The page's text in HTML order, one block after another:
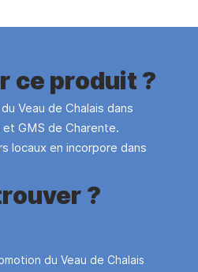
ce produit ?
Veau de Chalais dans
GMS de Charente.
locaux en incorpore dans
?
du Veau de Chalais